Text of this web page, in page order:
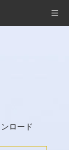
ロード